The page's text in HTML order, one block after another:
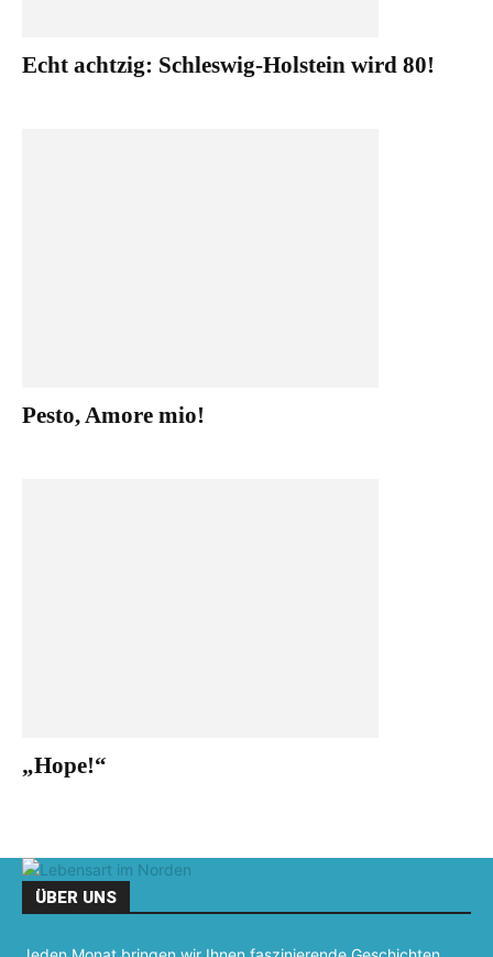
Echt achtzig: Schleswig-Holstein wird 80!
Pesto, Amore mio!
„Hope!“
ÜBER UNS